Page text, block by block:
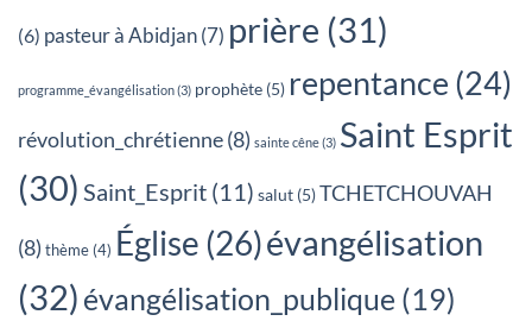
(6) pasteur à Abidjan(7) prière (31)
programme_évangélisation(3) prophète (5) repentance (24)
révolution_chrétienne(8) sainte cêne(3) Saint Esprit
(30) Saint_Esprit (11) salut (5)TCHETCHOUVAH
(8) thème (4) Église (26)évangélisation
(32) évangélisation_publique (19)